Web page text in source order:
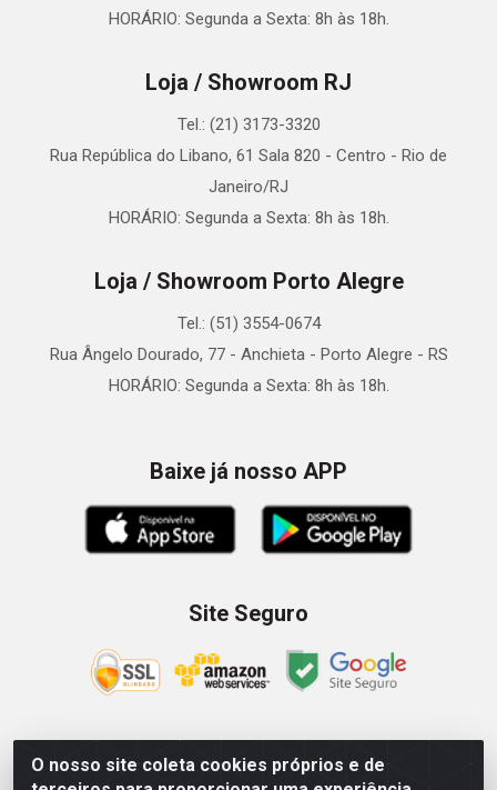
O nosso site coleta cookies próprios e de
HORÁRIO: Segunda a Sexta: 8h às 18h.
Loja / Showroom RJ
Tel.: (21) 3173-3320
Rua República do Libano, 61 Sala 820 - Centro - Rio de
Janeiro/RJ
HORÁRIO: Segunda a Sexta: 8h às 18h.
Loja / Showroom Porto Alegre
Tel.: (51) 3554-0674
Rua Ângelo Dourado, 77 - Anchieta - Porto Alegre - RS
HORÁRIO: Segunda a Sexta: 8h às 18h.
Baixe já nosso APP
Site Seguro
Zein Importação e Comércio LTDA - Av. Senador Queiróz, 274